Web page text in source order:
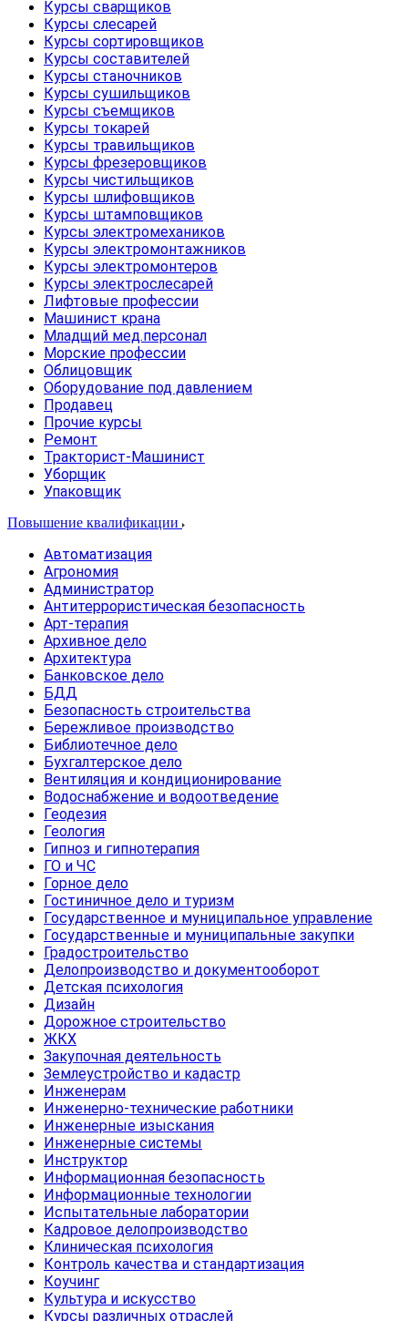
Курсы сварщиков
Курсы слесарей
Курсы сортировщиков
Курсы составителей
Курсы станочников
Курсы сушильщиков
Курсы съемщиков
Курсы токарей
Курсы травильщиков
Курсы фрезеровщиков
Курсы чистильщиков
Курсы шлифовщиков
Курсы штамповщиков
Курсы электромехаников
Курсы электромонтажников
Курсы электромонтеров
Курсы электрослесарей
Лифтовые профессии
Машинист крана
Младщий мед.персонал
Морские профессии
Облицовщик
Оборудование под давлением
Продавец
Прочие курсы
Ремонт
Тракторист-Машинист
Уборщик
Упаковщик
Повышение квалификации
Автоматизация
Агрономия
Администратор
Антитеррористическая безопасность
Арт-терапия
Архивное дело
Архитектура
Банковское дело
БДД
Безопасность строительства
Бережливое производство
Библиотечное дело
Бухгалтерское дело
Вентиляция и кондиционирование
Водоснабжение и водоотведение
Геодезия
Геология
Гипноз и гипнотерапия
ГО и ЧС
Горное дело
Гостиничное дело и туризм
Государственное и муниципальное управление
Государственные и муниципальные закупки
Градостроительство
Делопроизводство и документооборот
Детская психология
Дизайн
Дорожное строительство
ЖКХ
Закупочная деятельность
Землеустройство и кадастр
Инженерам
Инженерно-технические работники
Инженерные изыскания
Инженерные системы
Инструктор
Информационная безопасность
Информационные технологии
Испытательные лаборатории
Кадровое делопроизводство
Клиническая психология
Контроль качества и стандартизация
Коучинг
Культура и искусство
Курсы различных отраслей